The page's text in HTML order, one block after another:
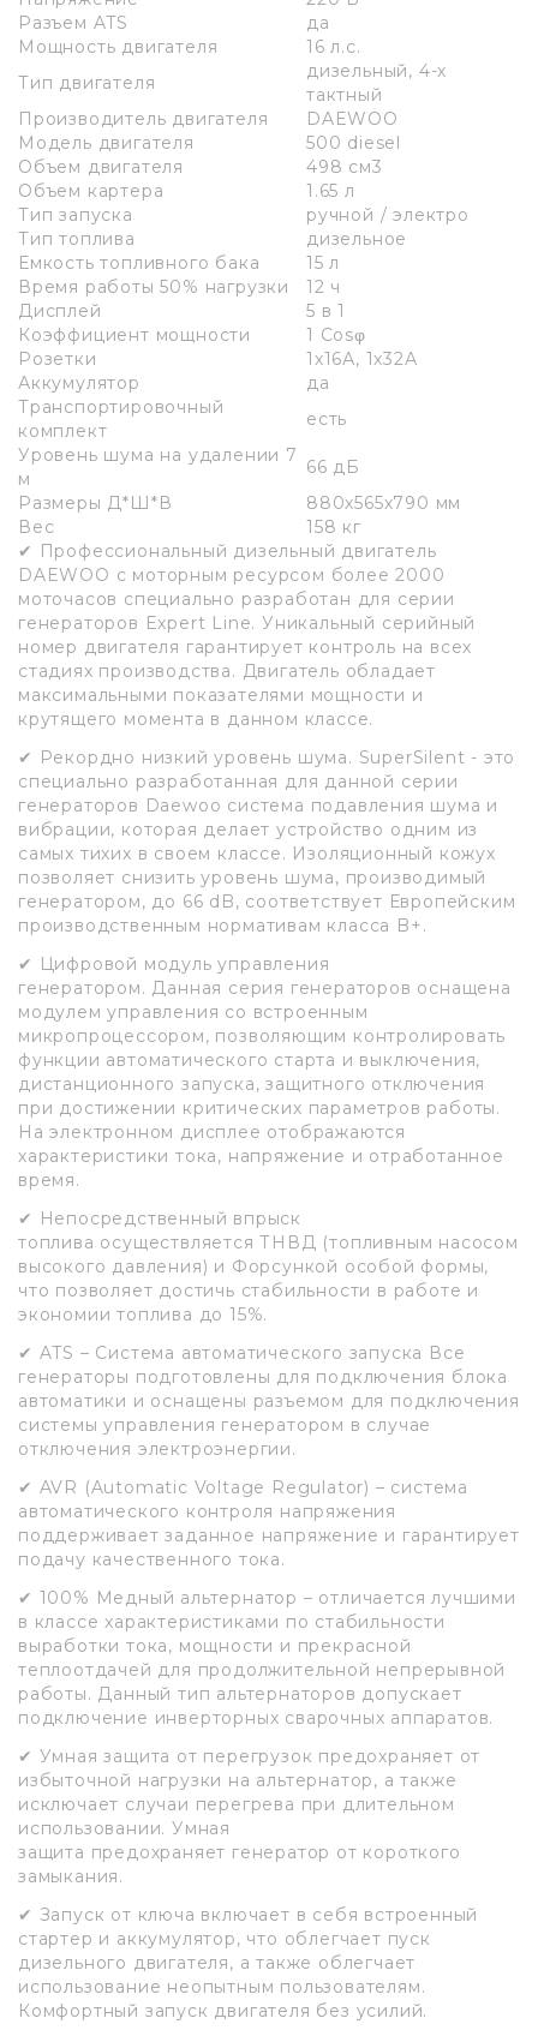
Разъем ATS
да
Мощность двигателя
16 л.с.
Тип двигателя
дизельный, 4-х
тактный
Производитель двигателя
DAEWOO
Модель двигателя
500 diesel
Объем двигателя
498 см3
Объем картера
1.65 л
Тип запуска
ручной / электро
Тип топлива
дизельное
Емкость топливного бака
15 л
Время работы 50% нагрузки
12 ч
Дисплей
5 в 1
Коэффициент мощности
1 Cosφ
Розетки
1х16А, 1х32А
Аккумулятор
да
Транспортировочный
комплект
есть
Уровень шума на удалении 7
м
66 дБ
Размеры Д*Ш*В
880х565х790 мм
Вес
158 кг
✔ Профессиональный дизельный двигатель
DAEWOO с моторным ресурсом более 2000
моточасов специально разработан для серии
генераторов Expert Line. Уникальный серийный
номер двигателя гарантирует контроль на всех
стадиях производства. Двигатель обладает
максимальными показателями мощности и
крутящего момента в данном классе.
✔ Рекордно низкий уровень шума. SuperSilent - это
специально разработанная для данной серии
генераторов Daewoo система подавления шума и
вибрации, которая делает устройство одним из
самых тихих в своем классе. Изоляционный кожух
позволяет снизить уровень шума, производимый
генератором, до 66 dB, соответствует Европейским
производственным нормативам класса B+.
✔ Цифровой модуль управления
генератором. Данная серия генераторов оснащена
модулем управления со встроенным
микропроцессором, позволяющим контролировать
функции автоматического старта и выключения,
дистанционного запуска, защитного отключения
при достижении критических параметров работы.
На электронном дисплее отображаются
характеристики тока, напряжение и отработанное
время.
✔ Непосредственный впрыск
топлива осуществляется ТНВД (топливным насосом
высокого давления) и Форсункой особой формы,
что позволяет достичь стабильности в работе и
экономии топлива до 15%.
✔ ATS – Система автоматического запуска Все
генераторы подготовлены для подключения блока
автоматики и оснащены разъемом для подключения
системы управления генератором в случае
отключения электроэнергии.
✔ AVR (Automatic Voltage Regulator) – система
автоматического контроля напряжения
поддерживает заданное напряжение и гарантирует
подачу качественного тока.
✔ 100% Медный альтернатор – отличается лучшими
в классе характеристиками по стабильности
выработки тока, мощности и прекрасной
теплоотдачей для продолжительной непрерывной
работы. Данный тип альтернаторов допускает
подключение инверторных сварочных аппаратов.
✔ Умная защита от перегрузок предохраняет от
избыточной нагрузки на альтернатор, а также
исключает случаи перегрева при длительном
использовании. Умная
защита предохраняет генератор от короткого
замыкания.
✔ Запуск от ключа включает в себя встроенный
стартер и аккумулятор, что облегчает пуск
дизельного двигателя, а также облегчает
использование неопытным пользователям.
Комфортный запуск двигателя без усилий.